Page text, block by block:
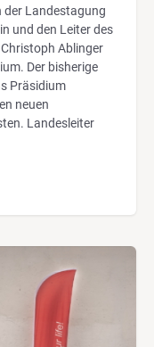
der Landestagung
und den Leiter des
Ablinger
Der bisherige
Präsidium
neuen
Landesleiter